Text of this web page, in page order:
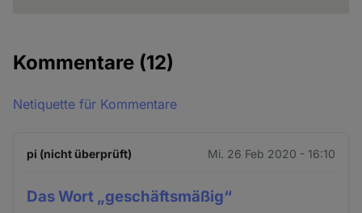
Kommentare (12)
Netiquette für Kommentare
pi (nicht überprüft) Mi. 26 Feb 2020 - 16:10
Das Wort „geschäftsmäßig“